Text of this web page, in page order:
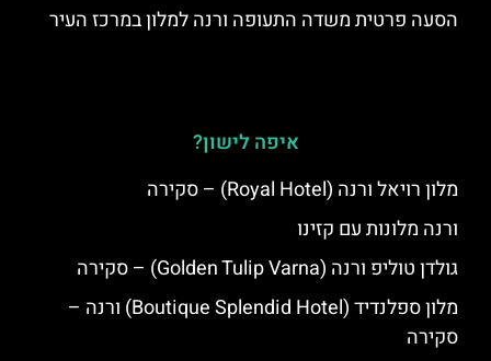
הסעה פרטית משדה התעופה ורנה למלון במרכז העיר
איפה לישון?
מלון רויאל ורנה (Royal Hotel) – סקירה
ורנה מלונות עם קזינו
גולדן טוליפ ורנה (Golden Tulip Varna) – סקירה
מלון ספלנדיד (Boutique Splendid Hotel) ורנה –
סקירה